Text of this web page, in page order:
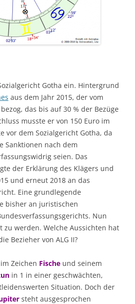
Gotha ein. Hintergrund
aus dem Jahr 2015, der vom
das bis auf 30 % der Bezüge
musste er von 150 Euro im
vor dem Sozialgericht Gotha, da
Sanktionen nach dem
seien. Das
der Erklärung des Klägers und
und erneut 2018 an das
Eine grundlegende
bisher an juristischen
Nun
zu werden. Welche Aussichten hat
Bezieher von ALG II?
Zeichen Fische und seinem
in 1 in einer geschwächten,
Situation. Doch der
steht ausgesprochen